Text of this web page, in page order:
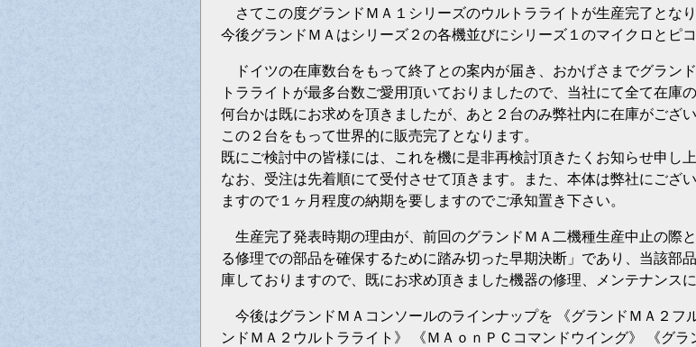
さてこの度グランドＭＡ１シリーズのウルトラライトが生産完了となり
今後グランドＭＡはシリーズ２の各機並びにシリーズ１のマイクロとピ
ドイツの在庫数台をもって終了との案内が届き、おかげさまでグラン
トラライトが最多台数ご愛用頂いておりましたので、当社にて全て在庫
何台かは既にお求めを頂きましたが、あと２台のみ弊社内に在庫がござい
この２台をもって世界的に販売完了となります。
既にご検討中の皆様には、これを機に是非再検討頂きたくお知らせ申し上
なお、受注は先着順にて受付させて頂きます。また、本体は弊社にござ
ますので１ヶ月程度の納期を要しますのでご承知置き下さい。
生産完了発表時期の理由が、前回のグランドＭＡ二機種生産中止の際
る修理での部品を確保するために踏み切った早期決断」であり、当該部
庫しておりますので、既にお求め頂きました機器の修理、メンテナンス
今後はグランドＭＡコンソールのラインナップを 《グランドＭＡ２フ
ンドＭＡ２ウルトラライト》 《ＭＡｏｎＰＣコマンドウイング》 《グラ